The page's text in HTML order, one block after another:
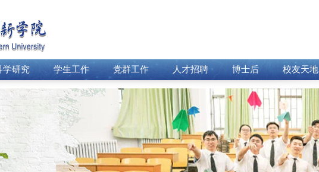
学研究 学生工作 党群工作 人才招聘 博士后 校友天地